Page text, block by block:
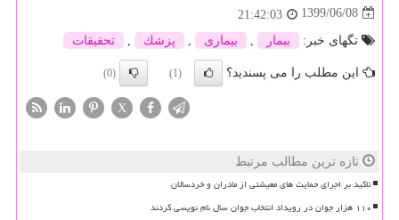
1399/06/08
21:42:03
تگهای خبر:
بیمار بیماری پزشك تحقیقات
این مطلب را می پسندید؟ (1)
(0)
X
تازه ترین مطالب مرتبط
تاکید بر اجرای حمایت های معیشتی از مادران و خردسالان
۱۱۰ هزار جوان در رویداد انتخاب جوان سال نام نویسی کردند